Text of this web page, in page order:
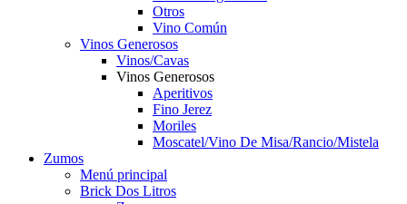
Otros
Vino Común
Vinos Generosos
Vinos/Cavas
Vinos Generosos
Aperitivos
Fino Jerez
Moriles
Moscatel/Vino De Misa/Rancio/Mistela
Zumos
Menú principal
Brick Dos Litros